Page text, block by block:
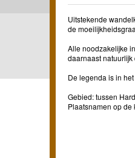
Uitstekende
de
Alle noodzakelijke
daarnaast
De legenda is in
Gebied: tussen
Plaatsnamen op de